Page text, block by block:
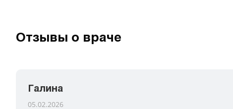
Отзывы о враче
Галина
05.02.2026